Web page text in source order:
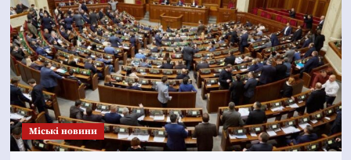
Mіські новини